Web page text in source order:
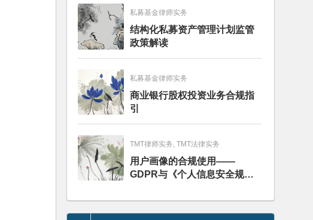
私募基金律师实务
结构化私募资产管理计划监管
政策解读
私募基金律师实务
商业银行股权投资业务合规指
引
TMT律师实务, TMT法律实务
用户画像的合规使用——
GDPR与《个人信息安全规